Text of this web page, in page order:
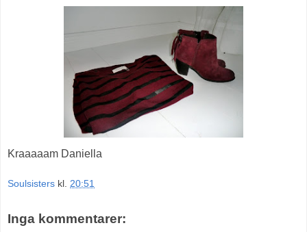
Kraaaaam Daniella
Soulsisters kl. 20:51
Inga kommentarer: